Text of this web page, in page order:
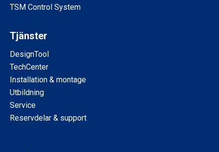
TSM Control System
Tjänster
DesignTool
TechCenter
Installation & montage
Utbildning
Service
Reservdelar & support